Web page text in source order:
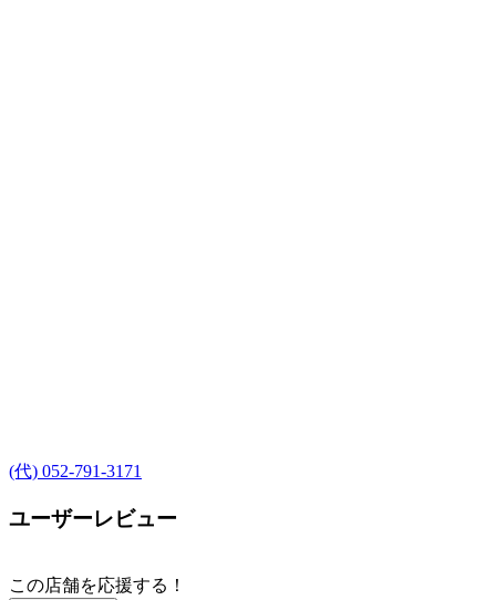
(代) 052-791-3171
ユーザーレビュー
この店舗を応援する！